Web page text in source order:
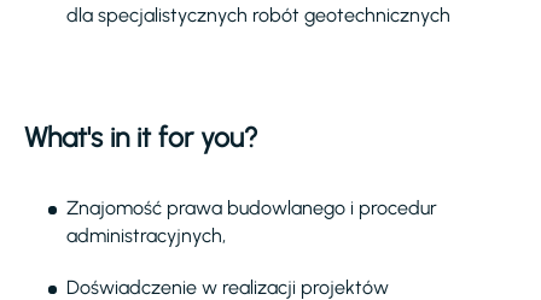
dla specjalistycznych robót geotechnicznych
What's in it for you?
Znajomość prawa budowlanego i procedur
administracyjnych,
Doświadczenie w realizacji projektów